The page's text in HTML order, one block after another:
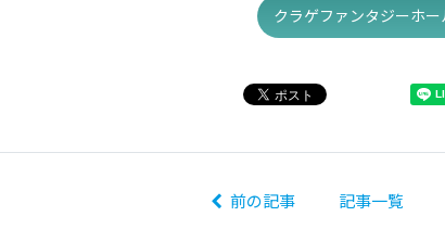
クラゲファンタジーホー
前の記事 記事一覧